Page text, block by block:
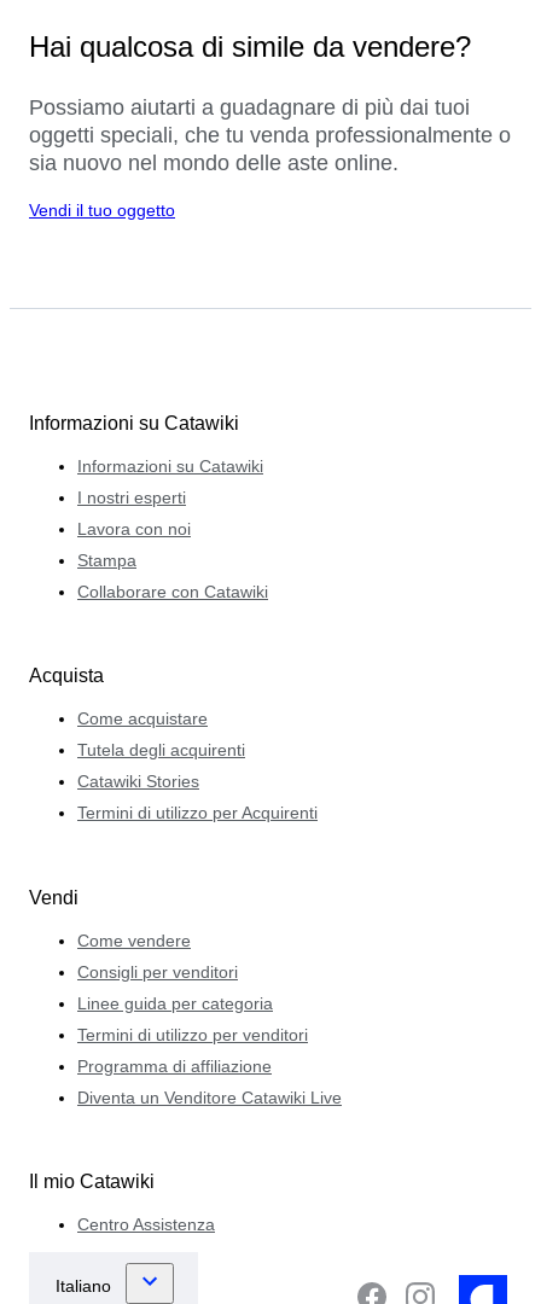
Hai qualcosa di simile da vendere?
Possiamo aiutarti a guadagnare di più dai tuoi
oggetti speciali, che tu venda professionalmente o
sia nuovo nel mondo delle aste online.
Vendi il tuo oggetto
Informazioni su Catawiki
Informazioni su Catawiki
I nostri esperti
Lavora con noi
Stampa
Collaborare con Catawiki
Acquista
Come acquistare
Tutela degli acquirenti
Catawiki Stories
Termini di utilizzo per Acquirenti
Vendi
Come vendere
Consigli per venditori
Linee guida per categoria
Termini di utilizzo per venditori
Programma di affiliazione
Diventa un Venditore Catawiki Live
Il mio Catawiki
Centro Assistenza